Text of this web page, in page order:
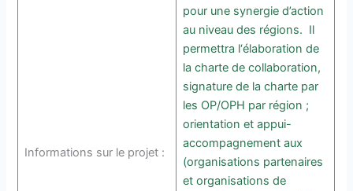
Informations sur le projet :
pour une synergie d’action
au niveau des régions. Il
permettra l‘élaboration de
la charte de collaboration,
signature de la charte par
les OP/OPH par région ;
orientation et appui-
accompagnement aux
(organisations partenaires
et organisations de